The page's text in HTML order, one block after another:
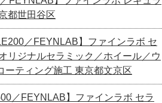
都世田谷区
／FEYNLAB】ファインラボ セ
リジナルセラミック／ホイール／ウ
ーティング施工 東京都文京区
／FEYNLAB】ファインラボ セラ